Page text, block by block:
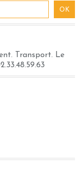
Transport. Le